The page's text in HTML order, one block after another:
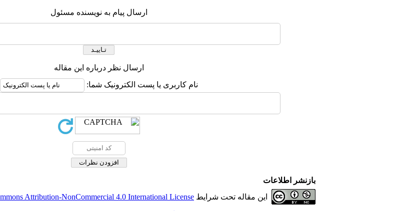
ارسال پیام به نویسنده مسئول
ارسال نظر درباره این مقاله
نام کاربری یا پست الکترونیک شما:
بازنشر اطلاعات
این مقاله تحت شرایط Attribution-NonCommercial 4.0 International License